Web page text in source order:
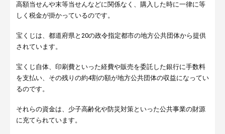
高額当せんや末等当せんなどに関係なく、購入した時に一律に等
しく税金が掛かっているのです。
宝くじは、都道府県と20の政令指定都市の地方公共団体から提供
されています。
宝くじ自体、印刷費といった経費や販売を委託した銀行に手数料
を支払い、その残りの約4割の額が地方公共団体の収益になってい
るのです。
それらの資金は、少子高齢化や防災対策といった公共事業の財源
に充てられています。